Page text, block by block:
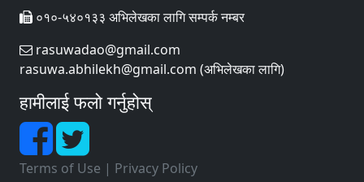
०१०-५४०१३३ अभिलेखका लागि सम्पर्क नम्बर
rasuwadao@gmail.com
rasuwa.abhilekh@gmail.com (अभिलेखका लागि)
हामीलाई फलो गर्नुहोस्
Terms of Use | Privacy Policy